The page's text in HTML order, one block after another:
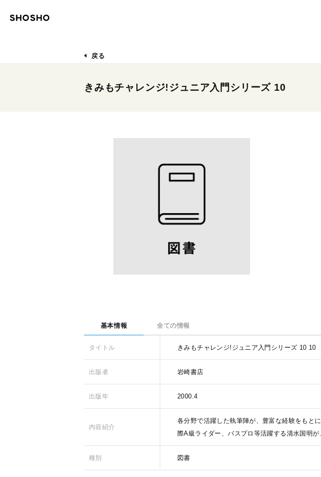
戻る
きみもチャレンジ!ジュニア入門シリーズ 10
基本情報 全ての情報
タイトル きみもチャレンジ!ジュニア入門シリーズ 10 10
出版者 岩崎書店
出版年 2000.4
内容紹介
各分野で活躍した執筆陣が、豊富な経験をもと
際A級ライダー、バスプロ等活躍する清水国明
種別 図書